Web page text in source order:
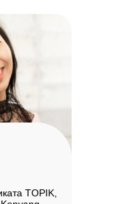
TOPIK,